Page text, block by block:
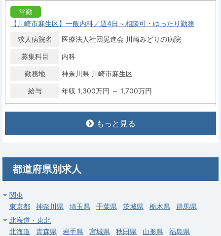
常勤
【川崎市麻生区】一般内科／週4日～相談可・ゆったり勤務
求人病院名
医療法人社団晃進会 川崎みどりの病院
募集科目 内科
勤務地 神奈川県 川崎市麻生区
給与 年収 1,300万円 ～ 1,700万円
【横浜市戸塚区】一般内科・総合診療科／戸塚駅徒歩5分・大手
募集科目 内科
給与 年収 1,200万円 ～ 1,800万円
常勤
もっと見る
都道府県別求人
関東
東京都
神奈川県 埼玉県 千葉県 茨城県 栃木県
群馬県
北海道・東北
北海道
青森県 岩手県 宮城県 秋田県 山形県
福島県